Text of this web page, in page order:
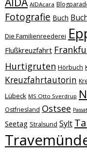
AIDAcara
Fotografie Buch
Die Familienreederei
Flußkreuzfahrt
Hurtigruten Hörbuch
Kreuzfahrtautorin
Lübeck MS Otto Sverdrup
Ostfriesland Ostsee Passat
Seetag Stralsund Sylt